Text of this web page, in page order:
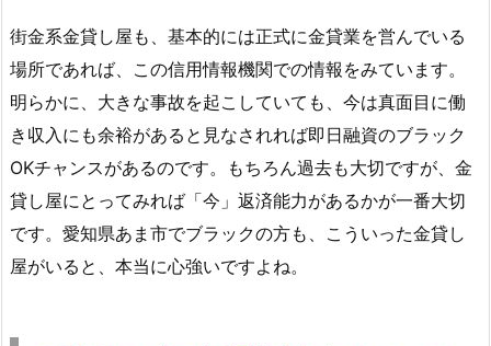
街金系金貸し屋も、基本的には正式に金貸業を営んでいる
場所であれば、この信用情報機関での情報をみています。
明らかに、大きな事故を起こしていても、今は真面目に働
き収入にも余裕があると見なされれば即日融資のブラック
OKチャンスがあるのです。もちろん過去も大切ですが、金
貸し屋にとってみれば「今」返済能力があるかが一番大切
です。愛知県あま市でブラックの方も、こういった金貸し
屋がいると、本当に心強いですよね。